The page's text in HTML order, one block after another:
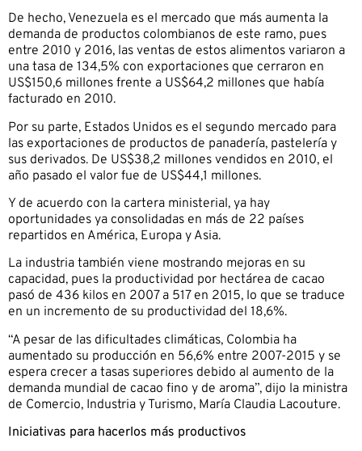
De hecho, Venezuela es el mercado que más aumenta la
demanda de productos colombianos de este ramo, pues
entre 2010 y 2016, las ventas de estos alimentos variaron a
una tasa de 134,5% con exportaciones que cerraron en
US$150,6 millones frente a US$64,2 millones que había
facturado en 2010.
Por su parte, Estados Unidos es el segundo mercado para
las exportaciones de productos de panadería, pastelería y
sus derivados. De US$38,2 millones vendidos en 2010, el
año pasado el valor fue de US$44,1 millones.
Y de acuerdo con la cartera ministerial, ya hay
oportunidades ya consolidadas en más de 22 países
repartidos en América, Europa y Asia.
La industria también viene mostrando mejoras en su
capacidad, pues la productividad por hectárea de cacao
pasó de 436 kilos en 2007 a 517 en 2015, lo que se traduce
en un incremento de su productividad del 18,6%.
“A pesar de las dificultades climáticas, Colombia ha
aumentado su producción en 56,6% entre 2007-2015 y se
espera crecer a tasas superiores debido al aumento de la
demanda mundial de cacao fino y de aroma”, dijo la ministra
de Comercio, Industria y Turismo, María Claudia Lacouture.
Iniciativas para hacerlos más productivos